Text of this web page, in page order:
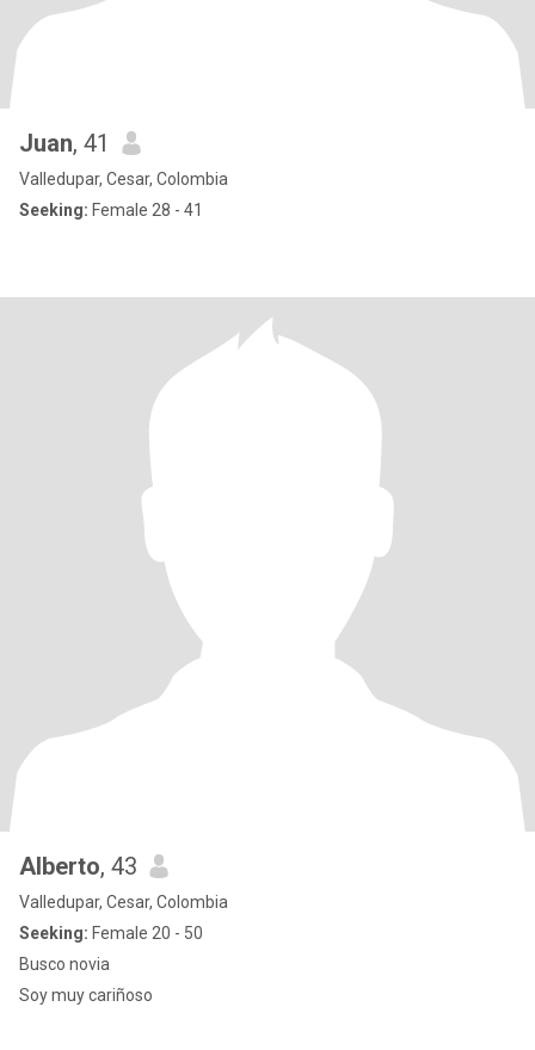
Juan, 41
Valledupar, Cesar, Colombia
Seeking: Female 28 - 41
Alberto, 43
Valledupar, Cesar, Colombia
Seeking: Female 20 - 50
Busco novia
Soy muy cariñoso